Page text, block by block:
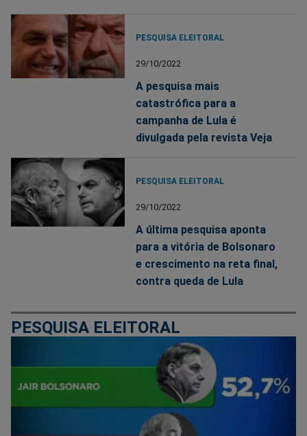
PESQUISA ELEITORAL
29/10/2022
A pesquisa mais
catastrófica para a
campanha de Lula é
divulgada pela revista Veja
PESQUISA ELEITORAL
29/10/2022
A última pesquisa aponta
para a vitória de Bolsonaro
e crescimento na reta final,
contra queda de Lula
PESQUISA ELEITORAL